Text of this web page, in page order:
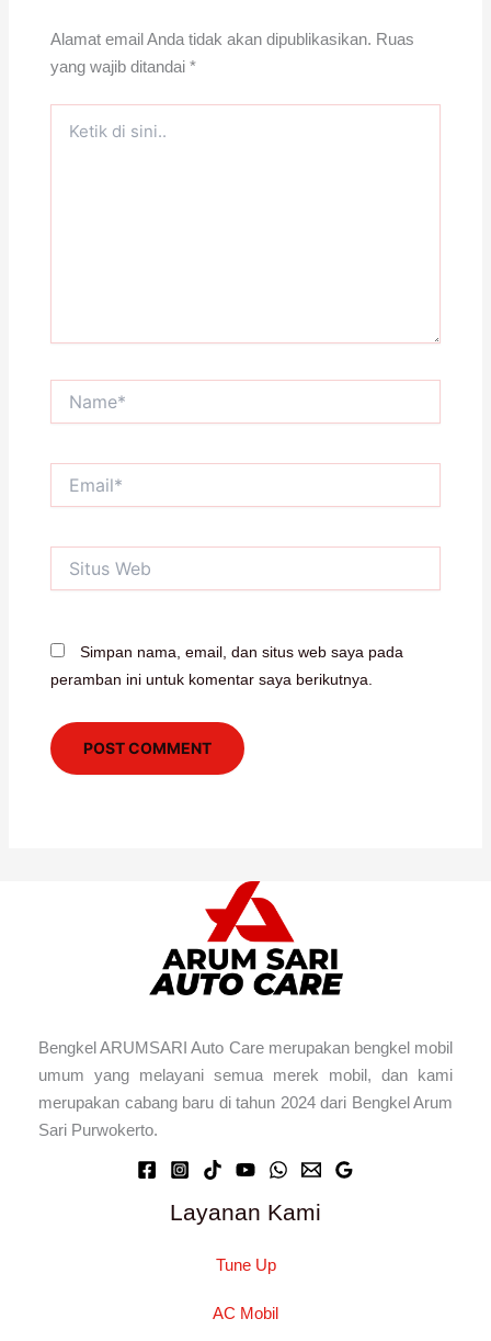
Alamat email Anda tidak akan dipublikasikan. Ruas
yang wajib ditandai *
Web
Simpan nama, email, dan situs web saya pada
peramban ini untuk komentar saya berikutnya.
Bengkel ARUMSARI Auto Care merupakan bengkel mobil
umum yang melayani semua merek mobil, dan kami
merupakan cabang baru di tahun 2024 dari Bengkel Arum
Sari Purwokerto.
Layanan Kami
Tune Up
AC Mobil